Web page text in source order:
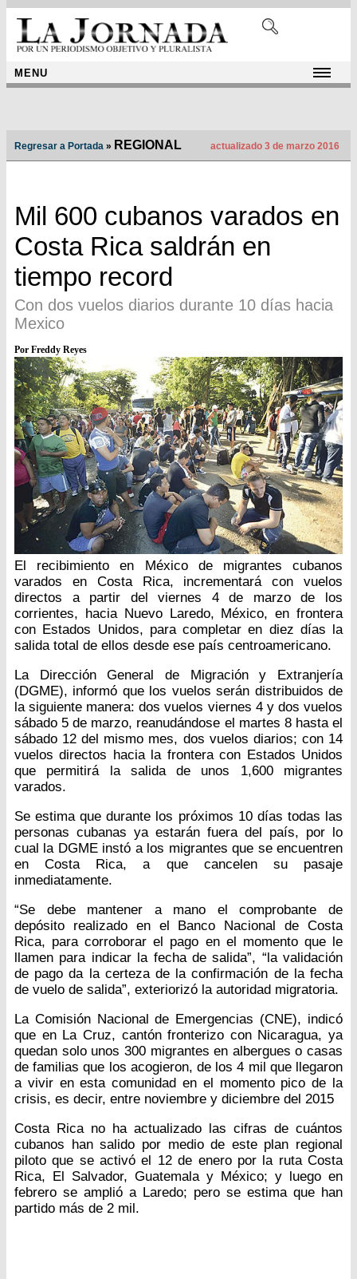
MENU
Regresar a Portada » REGIONAL actualizado 3 de marzo 2016
Mil 600 cubanos varados en
Costa Rica saldrán en
tiempo record
Con dos vuelos diarios durante 10 días hacia
Mexico
Por Freddy Reyes
El recibimiento en México de migrantes cubanos
varados en Costa Rica, incrementará con vuelos
directos a partir del viernes 4 de marzo de los
corrientes, hacia Nuevo Laredo, México, en frontera
con Estados Unidos, para completar en diez días la
salida total de ellos desde ese país centroamericano.
La Dirección General de Migración y Extranjería
(DGME), informó que los vuelos serán distribuidos de
la siguiente manera: dos vuelos viernes 4 y dos vuelos
sábado 5 de marzo, reanudándose el martes 8 hasta el
sábado 12 del mismo mes, dos vuelos diarios; con 14
vuelos directos hacia la frontera con Estados Unidos
que permitirá la salida de unos 1,600 migrantes
varados.
Se estima que durante los próximos 10 días todas las
personas cubanas ya estarán fuera del país, por lo
cual la DGME instó a los migrantes que se encuentren
en Costa Rica, a que cancelen su pasaje
inmediatamente.
“Se debe mantener a mano el comprobante de
depósito realizado en el Banco Nacional de Costa
Rica, para corroborar el pago en el momento que le
llamen para indicar la fecha de salida”, “la validación
de pago da la certeza de la confirmación de la fecha
de vuelo de salida”, exteriorizó la autoridad migratoria.
La Comisión Nacional de Emergencias (CNE), indicó
que en La Cruz, cantón fronterizo con Nicaragua, ya
quedan solo unos 300 migrantes en albergues o casas
de familias que los acogieron, de los 4 mil que llegaron
a vivir en esta comunidad en el momento pico de la
crisis, es decir, entre noviembre y diciembre del 2015
Costa Rica no ha actualizado las cifras de cuántos
cubanos han salido por medio de este plan regional
piloto que se activó el 12 de enero por la ruta Costa
Rica, El Salvador, Guatemala y México; y luego en
febrero se amplió a Laredo; pero se estima que han
partido más de 2 mil.